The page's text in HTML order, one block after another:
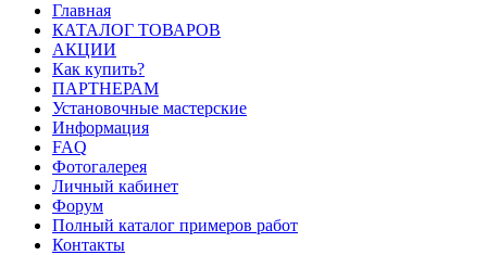
Главная
КАТАЛОГ ТОВАРОВ
АКЦИИ
Как купить?
ПАРТНЕРАМ
Установочные мастерские
Информация
FAQ
Фотогалерея
Личный кабинет
Форум
Полный каталог примеров работ
Контакты